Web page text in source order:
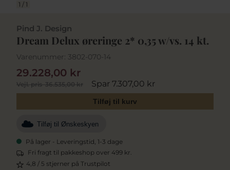
1 / 1
Pind J. Design
Dream Delux øreringe 2* 0,35 w/vs. 14 kt.
Varenummer: 3802-070-14
Vejl. pris36.535,00 kr Spar 7.307,00 kr
29.228,00 kr
Tilføj til kurv
Tilføj til Ønskeskyen
På lager - Leveringstid, 1-3 dage
Fri fragt til pakkeshop over 499 kr.
4,8 / 5 stjerner på Trustpilot